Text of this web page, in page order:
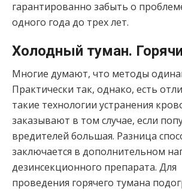
гарантированно забыть о
одного года до трех лет.
Холодный туман.
Многие думают, что методы
Практически так, однако, есть
такие технологии устранения
заказывают в том случае, если
вредителей большая. Разница
заключается в дополнительном
дезинсекционного препарата. Для
проведения горячего тумана